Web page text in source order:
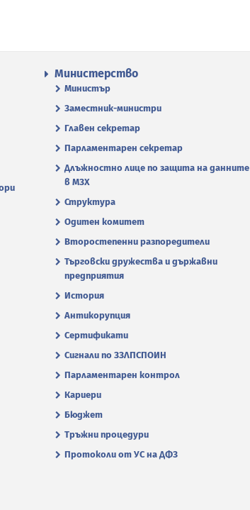
Министерство
Министър
Заместник-министри
Главен секретар
Парламентарен секретар
Длъжностно лице по защита на данните
в МЗХ
Структура
Одитен комитет
Второстепенни разпоредители
Търговски дружества и държавни
предприятия
История
Антикорупция
Сертификати
Сигнали по ЗЗЛПСПОИН
Парламентарен контрол
Кариери
Бюджет
Тръжни процедури
Протоколи от УС на ДФЗ